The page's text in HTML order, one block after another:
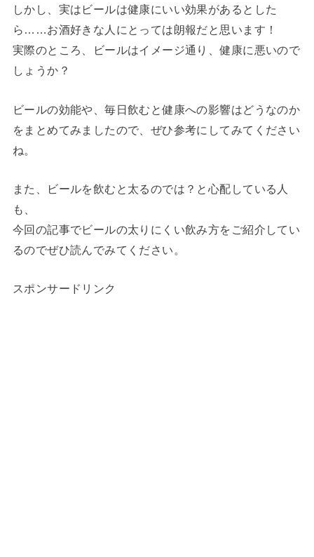
しかし、実はビールは健康にいい効果があるとした
ら……お酒好きな人にとっては朗報だと思います！
実際のところ、ビールはイメージ通り、健康に悪いので
しょうか？
ビールの効能や、毎日飲むと健康への影響はどうなのか
をまとめてみましたので、ぜひ参考にしてみてください
ね。
また、ビールを飲むと太るのでは？と心配している人
も、
今回の記事でビールの太りにくい飲み方をご紹介してい
るのでぜひ読んでみてください。
スポンサードリンク